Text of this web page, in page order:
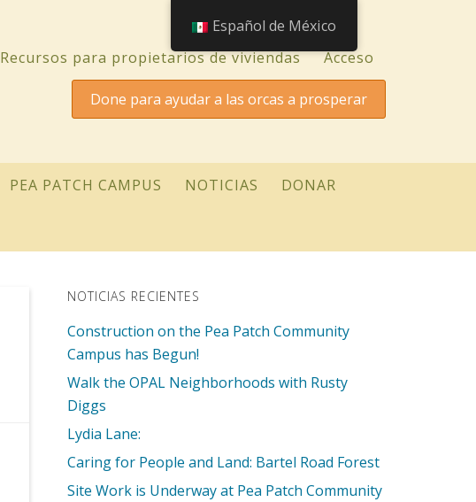
Recursos para propietarios de viviendas Acceso
Done para ayudar a las orcas a prosperar
PEA PATCH CAMPUS NOTICIAS DONAR
NOTICIAS RECIENTES
Construction on the Pea Patch Community
Campus has Begun!
Walk the OPAL Neighborhoods with Rusty
Diggs
Lydia Lane:
Caring for People and Land: Bartel Road Forest
Site Work is Underway at Pea Patch Community
Español de México